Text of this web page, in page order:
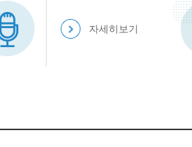
자세히보기